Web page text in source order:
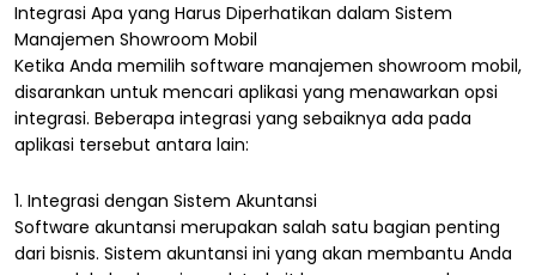
Integrasi Apa yang Harus Diperhatikan dalam Sistem
Manajemen Showroom Mobil
Ketika Anda memilih software manajemen showroom mobil,
disarankan untuk mencari aplikasi yang menawarkan opsi
integrasi. Beberapa integrasi yang sebaiknya ada pada
aplikasi tersebut antara lain:
1. Integrasi dengan Sistem Akuntansi
Software akuntansi merupakan salah satu bagian penting
dari bisnis. Sistem akuntansi ini yang akan membantu Anda